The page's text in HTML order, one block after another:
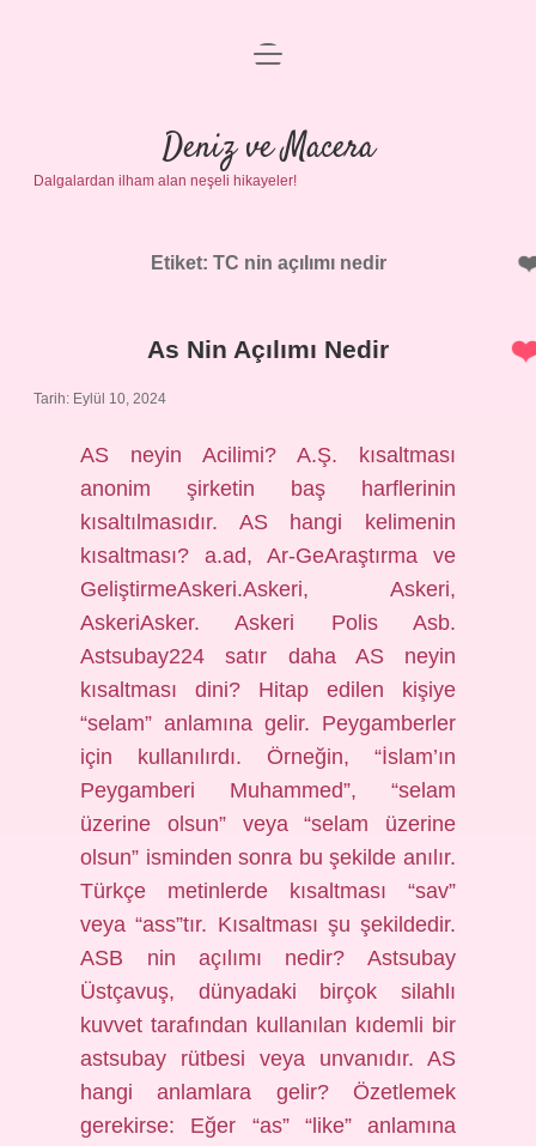
Anasayfa
Gizlilik Politikası
Yasal Uyarı
menüyü
Deniz ve Macera
Dalgalardan ilham alan neşeli hikayeler!
Etiket: TC nin açılımı nedir
As Nin Açılımı Nedir
Tarih: Eylül 10, 2024
AS neyin Acilimi? A.Ş. kısaltması
anonim şirketin baş harflerinin
kısaltılmasıdır. AS hangi kelimenin
kısaltması? a.ad, Ar-GeAraştırma ve
GeliştirmeAskeri.Askeri, Askeri,
AskeriAsker. Askeri Polis Asb.
Astsubay224 satır daha AS neyin
kısaltması dini? Hitap edilen kişiye
“selam” anlamına gelir. Peygamberler
için kullanılırdı. Örneğin, “İslam’ın
Peygamberi Muhammed”, “selam
üzerine olsun” veya “selam üzerine
olsun” isminden sonra bu şekilde anılır.
Türkçe metinlerde kısaltması “sav”
veya “ass”tır. Kısaltması şu şekildedir.
ASB nin açılımı nedir? Astsubay
Üstçavuş, dünyadaki birçok silahlı
kuvvet tarafından kullanılan kıdemli bir
astsubay rütbesi veya unvanıdır. AS
hangi anlamlara gelir? Özetlemek
gerekirse: Eğer “as” “like” anlamına